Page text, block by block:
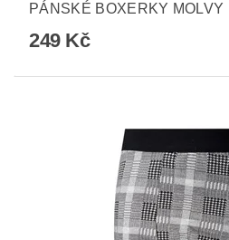
PÁNSKÉ BOXERKY MOLVY
249 Kč